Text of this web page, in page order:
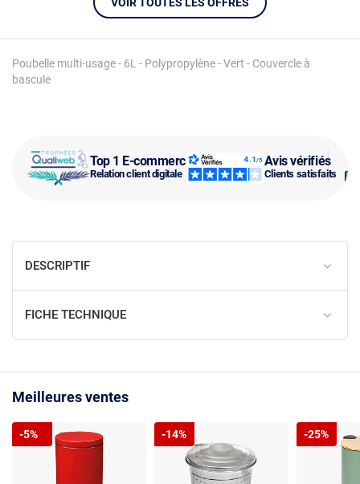
Top 1 E-commerce
Relation client digitale
Avis vérifiés
Clients satisfaits
Poubelle multi-usage - 6L - Polypropylène - Vert - Couvercle à
bascule
DESCRIPTIF
FICHE TECHNIQUE
Meilleures ventes
-5% -14% -25%